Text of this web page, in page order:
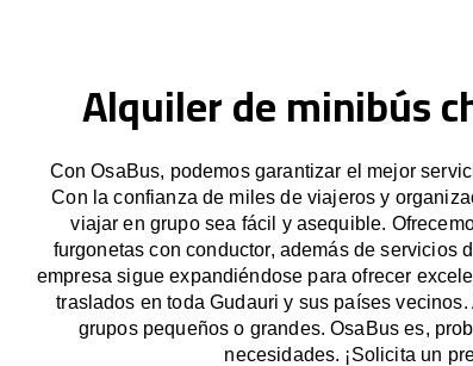
Alquiler de minibús
Con OsaBus, podemos garantizar el mejor
Con la confianza de miles de viajeros y
viajar en grupo sea fácil y asequible.
furgonetas con conductor, además de servicios
empresa sigue expandiéndose para ofrecer
traslados en toda Gudauri y sus países
grupos pequeños o grandes. OsaBus es,
necesidades. ¡Solicita un